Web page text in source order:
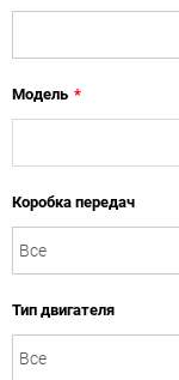
Модель *
Коробка передач
Тип двигателя